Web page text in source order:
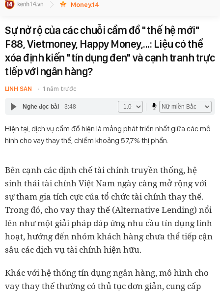
Money.14
Sự nở rộ của các chuỗi cầm đồ "thế hệ mới"
F88, Vietmoney, Happy Money,...: Liệu có thể
xóa định kiến "tín dụng đen" và cạnh tranh trực
tiếp với ngân hàng?
LINH SAN 1 năm trước
Nghe đọc bài 3:48
Hiện tại, dịch vụ cầm đồ hiện là mảng phát triển nhất giữa các mô
hình cho vay thay thế, chiếm khoảng 57,7% thị phần.
Bên cạnh các định chế tài chính truyền thống, hệ
sinh thái tài chính Việt Nam ngày càng mở rộng với
sự tham gia tích cực của tổ chức tài chính thay thế.
Trong đó, cho vay thay thế (Alternative Lending) nổi
lên như một giải pháp đáp ứng nhu cầu tín dụng linh
hoạt, hướng đến nhóm khách hàng chưa thể tiếp cận
sâu các dịch vụ tài chính hiện hữu.
Khác với hệ thống tín dụng ngân hàng, mô hình cho
vay thay thế thường có thủ tục đơn giản, cung cấp